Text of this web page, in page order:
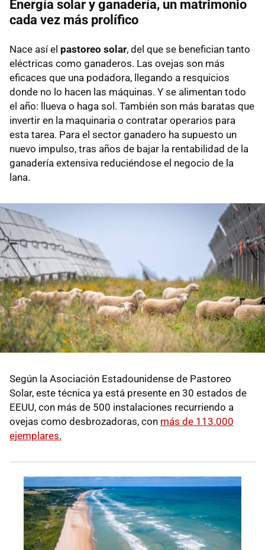
Energía solar y ganadería, un matrimonio
cada vez más prolífico
Nace así el pastoreo solar, del que se benefician tanto
eléctricas como ganaderos. Las ovejas son más
eficaces que una podadora, llegando a resquicios
donde no lo hacen las máquinas. Y se alimentan todo
el año: llueva o haga sol. También son más baratas que
invertir en la maquinaria o contratar operarios para
esta tarea. Para el sector ganadero ha supuesto un
nuevo impulso, tras años de bajar la rentabilidad de la
ganadería extensiva reduciéndose el negocio de la
lana.
Según la Asociación Estadounidense de Pastoreo
Solar, este técnica ya está presente en 30 estados de
EEUU, con más de 500 instalaciones recurriendo a
ovejas como desbrozadoras, con más de 113.000
ejemplares.